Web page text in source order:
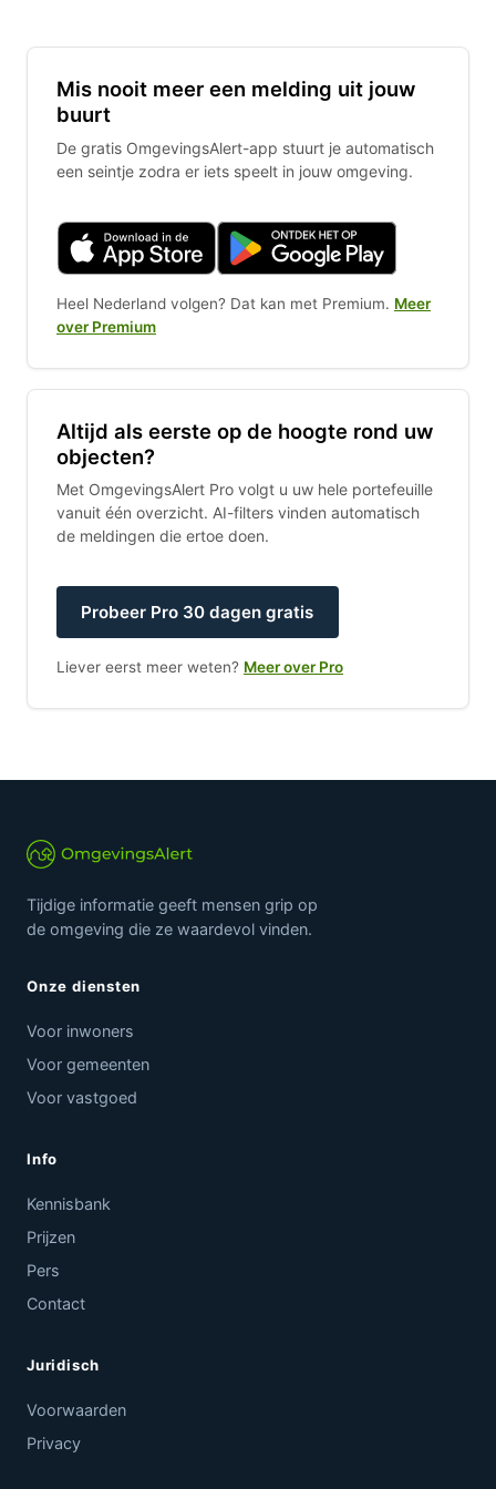
Mis nooit meer een melding uit jouw
buurt
De gratis OmgevingsAlert-app stuurt je automatisch
een seintje zodra er iets speelt in jouw omgeving.
Heel Nederland volgen? Dat kan met Premium. Meer
over Premium
Altijd als eerste op de hoogte rond uw
objecten?
Met OmgevingsAlert Pro volgt u uw hele portefeuille
vanuit één overzicht. AI-filters vinden automatisch
de meldingen die ertoe doen.
Probeer Pro 30 dagen gratis
Liever eerst meer weten? Meer over Pro
Tijdige informatie geeft mensen grip op
de omgeving die ze waardevol vinden.
Onze diensten
Voor inwoners
Voor gemeenten
Voor vastgoed
Info
Kennisbank
Prijzen
Pers
Contact
Juridisch
Voorwaarden
Privacy